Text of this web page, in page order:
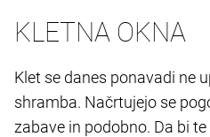
KLETNA OKNA
Klet se danes ponavadi ne
shramba. Načrtujejo se
zabave in podobno. Da bi